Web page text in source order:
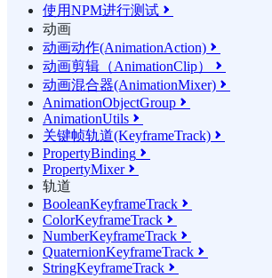
使用NPM进行测试 
动画
动画动作(AnimationAction) 
动画剪辑（AnimationClip） 
动画混合器(AnimationMixer) 
AnimationObjectGroup 
AnimationUtils 
关键帧轨道(KeyframeTrack) 
PropertyBinding 
PropertyMixer
轨道
BooleanKeyframeTrack 
ColorKeyframeTrack 
NumberKeyframeTrack 
QuaternionKeyframeTrack 
StringKeyframeTrack 